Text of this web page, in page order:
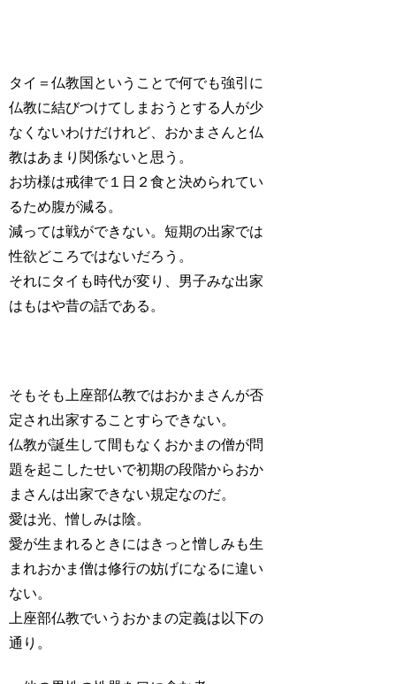
タイ＝仏教国ということで何でも強引に
仏教に結びつけてしまおうとする人が少
なくないわけだけれど、おかまさんと仏
教はあまり関係ないと思う。
お坊様は戒律で１日２食と決められてい
るため腹が減る。
減っては戦ができない。短期の出家では
性欲どころではないだろう。
それにタイも時代が変り、男子みな出家
はもはや昔の話である。
そもそも上座部仏教ではおかまさんが否
定され出家することすらできない。
仏教が誕生して間もなくおかまの僧が問
題を起こしたせいで初期の段階からおか
まさんは出家できない規定なのだ。
愛は光、憎しみは陰。
愛が生まれるときにはきっと憎しみも生
まれおかま僧は修行の妨げになるに違い
ない。
上座部仏教でいうおかまの定義は以下の
通り。